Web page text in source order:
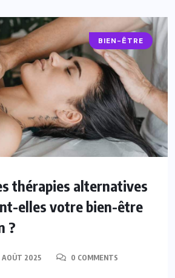
BIEN-ÊTRE
thérapies alternatives
elles votre bien-être
?
AOÛT 2025 0 COMMENTS